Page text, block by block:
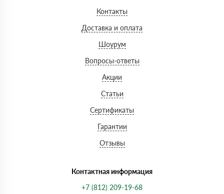
Контакты
Доставка и оплата
Шоурум
Вопросы-ответы
Акции
Статьи
Сертификаты
Гарантии
Отзывы
Контактная информация
+7 (812) 209-19-68